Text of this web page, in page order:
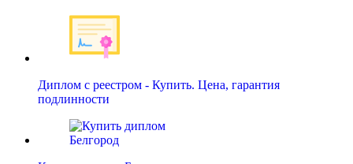
Диплом с реестром - Купить. Цена, гарантия
подлинности